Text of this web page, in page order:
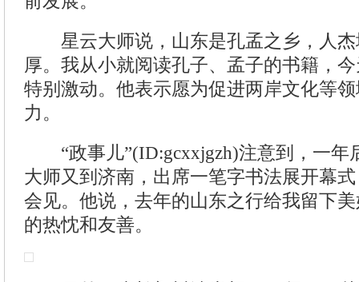
星云大师说，山东是孔孟之乡，人杰
厚。我从小就阅读孔子、孟子的书籍，
特别激动。他表示愿为促进两岸文化等
力。
“政事儿”(ID:gcxxjgzh)注意到，一年
大师又到济南，出席一笔字书法展开幕
会见。他说，去年的山东之行给我留下
的热忱和友善。